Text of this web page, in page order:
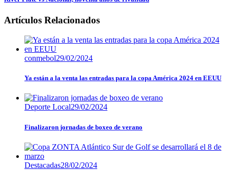
Artículos Relacionados
conmebol29/02/2024
Ya están a la venta las entradas para la copa América 2024 en EEUU
Deporte Local29/02/2024
Finalizaron jornadas de boxeo de verano
Destacadas28/02/2024